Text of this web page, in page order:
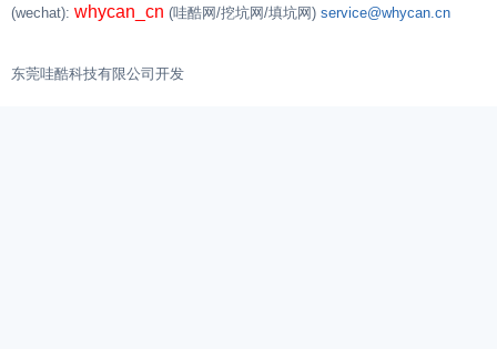
(wechat): whycan_cn (哇酷网/挖坑网/填坑网) service@whycan.cn
东莞哇酷科技有限公司开发